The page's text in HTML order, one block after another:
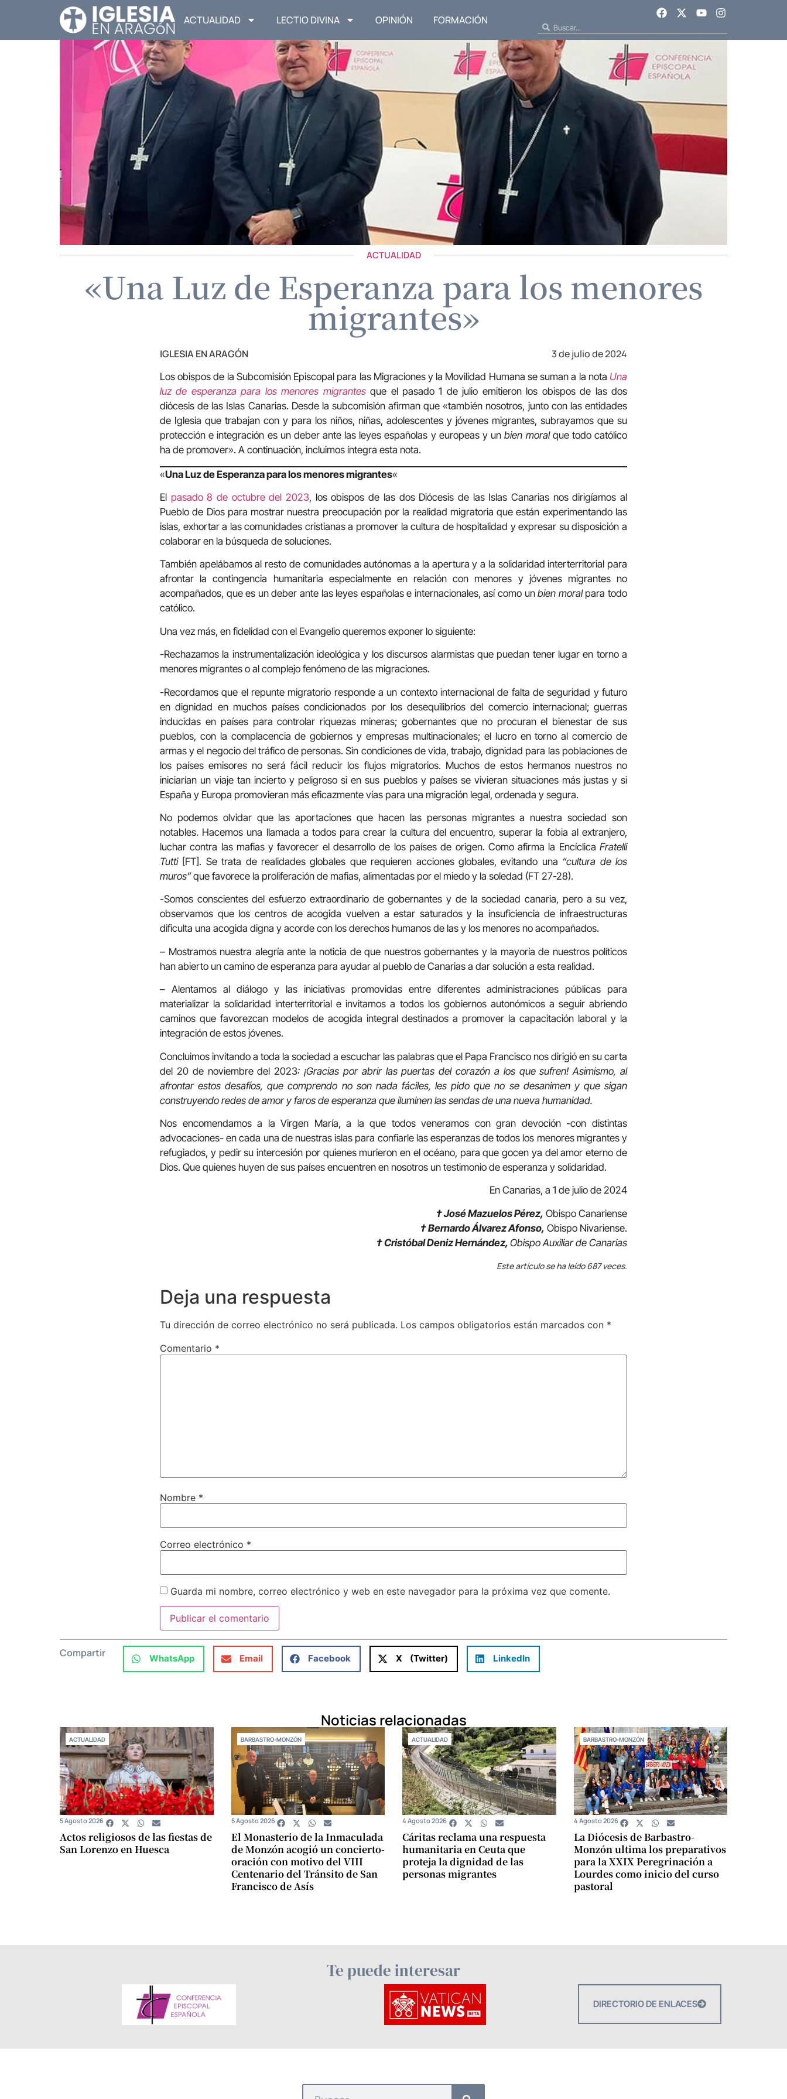
ACTUALIDAD LECTIO DIVINA OPINIÓN FORMACIÓN
ACTUALIDAD
«Una Luz de Esperanza para los menores
migrantes»
IGLESIA EN ARAGÓN 3 de julio de 2024
Los obispos de la Subcomisión Episcopal para las Migraciones y la Movilidad Humana se suman a la nota Una
luz de esperanza para los menores migrantesque el pasado 1 de julio emitieron los obispos de las dos
diócesis de las Islas Canarias. Desde la subcomisión afirman que «también nosotros, junto con las entidades
de Iglesia que trabajan con y para los niños, niñas, adolescentes y jóvenes migrantes, subrayamos que su
protección e integración es un deber ante las leyes españolas y europeas y unbien moralque todo católico
ha de promover». A continuación, incluimos íntegra esta nota.
«Una Luz de Esperanza para los menores migrantes«
El pasado 8 de octubre del 2023, los obispos de las dos Diócesis de las Islas Canarias nos dirigíamos al
Pueblo de Dios para mostrar nuestra preocupación por la realidad migratoria que están experimentando las
islas, exhortar a las comunidades cristianas a promover la cultura de hospitalidad y expresar su disposición a
colaborar en la búsqueda de soluciones.
También apelábamos al resto de comunidades autónomas a la apertura y a la solidaridad interterritorial para
afrontar la contingencia humanitaria especialmente en relación con menores y jóvenes migrantes no
acompañados, que es un deber ante las leyes españolas e internacionales, así como unbien moralpara todo
católico.
Una vez más, en fidelidad con el Evangelio queremos exponer lo siguiente:
-Rechazamos la instrumentalización ideológica y los discursos alarmistas que puedan tener lugar en torno a
menores migrantes o al complejo fenómeno de las migraciones.
-Recordamos que el repunte migratorio responde a un contexto internacional de falta de seguridad y futuro
en dignidad en muchos países condicionados por los desequilibrios del comercio internacional; guerras
inducidas en países para controlar riquezas mineras; gobernantes que no procuran el bienestar de sus
pueblos, con la complacencia de gobiernos y empresas multinacionales; el lucro en torno al comercio de
armas y el negocio del tráfico de personas. Sin condiciones de vida, trabajo, dignidad para las poblaciones de
los países emisores no será fácil reducir los flujos migratorios. Muchos de estos hermanos nuestros no
iniciarían un viaje tan incierto y peligroso si en sus pueblos y países se vivieran situaciones más justas y si
España y Europa promovieran más eficazmente vías para una migración legal, ordenada y segura.
No podemos olvidar que las aportaciones que hacen las personas migrantes a nuestra sociedad son
notables. Hacemos una llamada a todos para crear la cultura del encuentro, superar la fobia al extranjero,
luchar contra las mafias y favorecer el desarrollo de los países de origen. Como afirma la Encíclica Fratelli
Tutti[FT]. Se trata de realidades globales que requieren acciones globales, evitando una “cultura de los
muros”que favorece la proliferación de mafias, alimentadas por el miedo y la soledad (FT 27-28).
-Somos conscientes del esfuerzo extraordinario de gobernantes y de la sociedad canaria, pero a su vez,
observamos que los centros de acogida vuelven a estar saturados y la insuficiencia de infraestructuras
dificulta una acogida digna y acorde con los derechos humanos de las y los menores no acompañados.
– Mostramos nuestra alegría ante la noticia de que nuestros gobernantes y la mayoría de nuestros políticos
han abierto un camino de esperanza para ayudar al pueblo de Canarias a dar solución a esta realidad.
– Alentamos al diálogo y las iniciativas promovidas entre diferentes administraciones públicas para
materializar la solidaridad interterritorial e invitamos a todos los gobiernos autonómicos a seguir abriendo
caminos que favorezcan modelos de acogida integral destinados a promover la capacitación laboral y la
integración de estos jóvenes.
Concluimos invitando a toda la sociedad a escuchar las palabras que el Papa Francisco nos dirigió en su carta
del 20 de noviembre del 2023: ¡Gracias por abrir las puertas del corazón a los que sufren! Asimismo, al
afrontar estos desafíos, que comprendo no son nada fáciles, les pido que no se desanimen y que sigan
construyendo redes de amor y faros de esperanza que iluminen las sendas de una nueva humanidad.
Nos encomendamos a la Virgen María, a la que todos veneramos con gran devoción -con distintas
advocaciones- en cada una de nuestras islas para confiarle las esperanzas de todos los menores migrantes y
refugiados, y pedir su intercesión por quienes murieron en el océano, para que gocen ya del amor eterno de
Dios. Que quienes huyen de sus países encuentren en nosotros un testimonio de esperanza y solidaridad.
En Canarias, a 1 de julio de 2024
† José Mazuelos Pérez, Obispo Canariense
† Bernardo Álvarez Afonso, Obispo Nivariense.
† Cristóbal Deniz Hernández, Obispo Auxiliar de Canarias
Este artículo se ha leído 687 veces.
Deja una respuesta
Tu dirección de correo electrónico no será publicada. Los campos obligatorios están marcados con *
Comentario *
Nombre *
Correo electrónico *
Guarda mi nombre, correo electrónico y web en este navegador para la próxima vez que comente.
Compartir WhatsApp Email Facebook X (Twitter) LinkedIn
Noticias relacionadas
ACTUALIDAD
Actos religiosos de las fiestas de
San Lorenzo en Huesca
5 Agosto 2026
BARBASTRO-MONZÓN
El Monasterio de la Inmaculada
de Monzón acogió un concierto-
oración con motivo del VIII
Centenario del Tránsito de San
Francisco de Asís
5 Agosto 2026
ACTUALIDAD
Cáritas reclama una respuesta
humanitaria en Ceuta que
proteja la dignidad de las
personas migrantes
4 Agosto 2026
BARBASTRO-MONZÓN
La Diócesis de Barbastro-
Monzón ultima los preparativos
para la XXIX Peregrinación a
Lourdes como inicio del curso
pastoral
4 Agosto 2026
Te puede interesar
DIRECTORIO DE ENLACES